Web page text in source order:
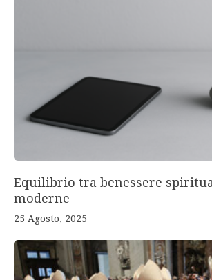
Equilibrio tra benessere
moderne
25 Agosto, 2025